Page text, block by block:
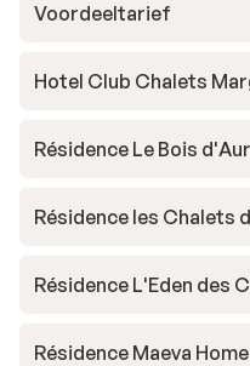
Voordeeltarief
Hotel Club Chalets
Résidence Le Bois
Résidence les Chalets
Résidence L'Eden des
Résidence Maeva